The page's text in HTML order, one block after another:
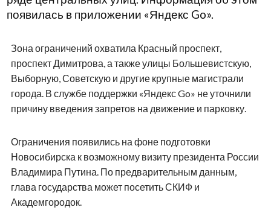
появилась в приложении «Яндекс Go».
Зона ограничений охватила Красный проспект,
проспект Димитрова, а также улицы Большевистскую,
Выборную, Советскую и другие крупные магистрали
города. В службе поддержки «Яндекс Go» не уточнили
причину введения запретов на движение и парковку.
Ограничения появились на фоне подготовки
Новосибирска к возможному визиту президента России
Владимира Путина. По предварительным данным,
глава государства может посетить СКИФ и
Академгородок.